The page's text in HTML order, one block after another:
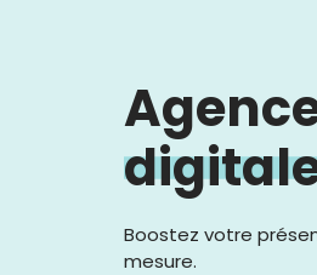
Boostez votre
mesure.